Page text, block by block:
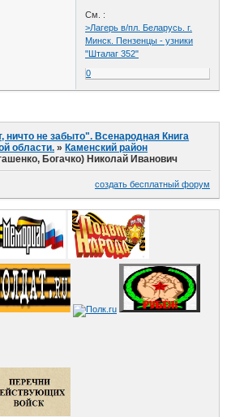
См. :
>Лагерь в/пл. Беларусь. г.
Минск. Пензенцы - узники
"Шталаг 352"
0
ничто не забыто". Всенародная Книга
области. »Каменский район
Богачко) Николай Иванович
создать бесплатный форум